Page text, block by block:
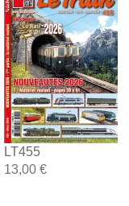
LT455
13,00 €